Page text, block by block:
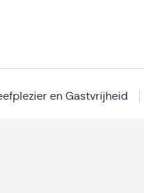
en Gastvrijheid